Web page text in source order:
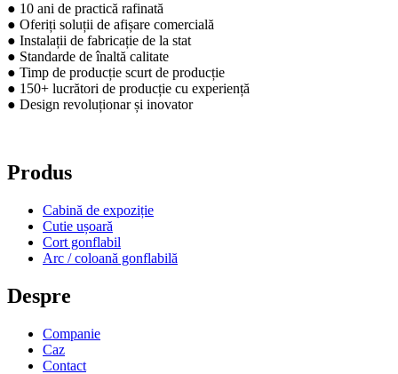
● 10 ani de practică rafinată
● Oferiți soluții de afișare comercială
● Instalații de fabricație de la stat
● Standarde de înaltă calitate
● Timp de producție scurt de producție
● 150+ lucrători de producție cu experiență
● Design revoluționar și inovator
Produs
Cabină de expoziție
Cutie ușoară
Cort gonflabil
Arc / coloană gonflabilă
Despre
Companie
Caz
Contact